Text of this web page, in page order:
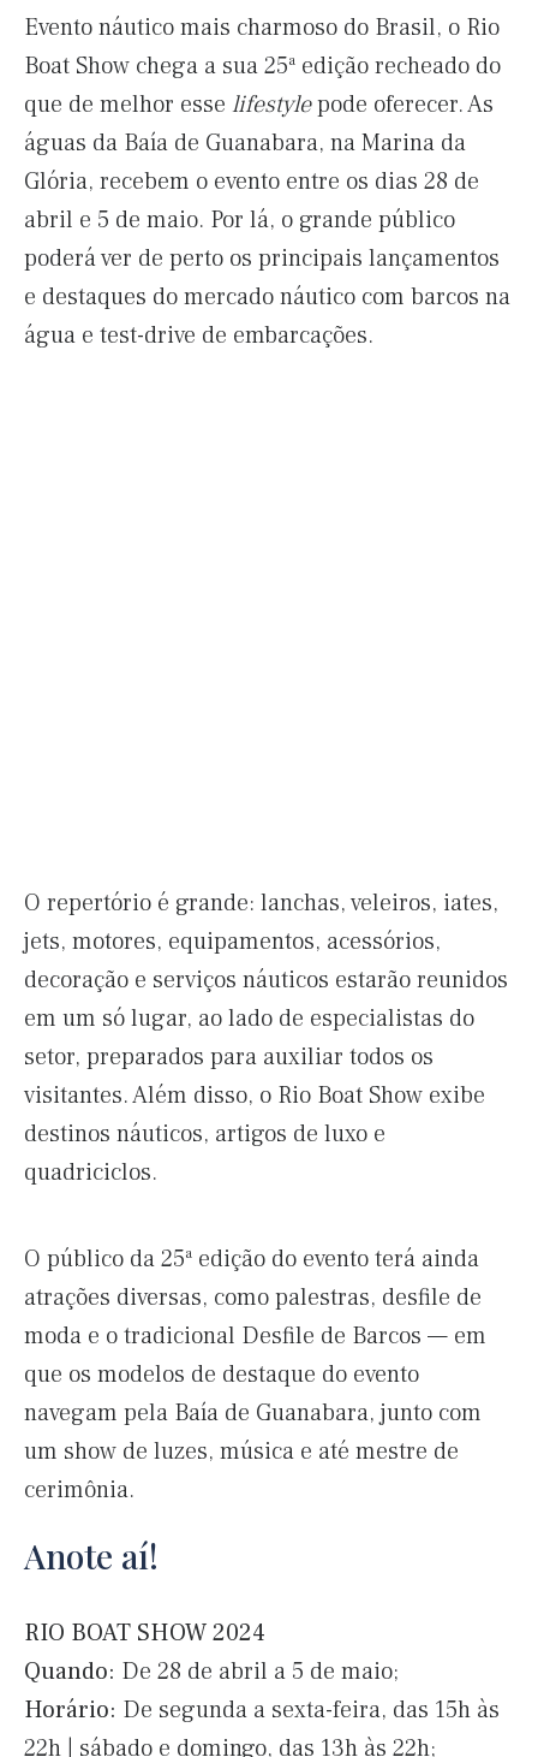
Evento náutico mais charmoso do Brasil, o Rio
Boat Show chega a sua 25ª edição recheado do
que de melhor esse lifestylepode oferecer. As
águas da Baía de Guanabara, na Marina da
Glória, recebem o evento entre os dias 28 de
abril e 5 de maio. Por lá, o grande público
poderá ver de perto os principais lançamentos
e destaques do mercado náutico com barcos na
água e test-drive de embarcações.
O repertório é grande: lanchas, veleiros, iates,
jets, motores, equipamentos, acessórios,
decoração e serviços náuticos estarão reunidos
em um só lugar, ao lado de especialistas do
setor, preparados para auxiliar todos os
visitantes. Além disso, o Rio Boat Show exibe
destinos náuticos, artigos de luxo e
quadriciclos.
O público da 25ª edição do evento terá ainda
atrações diversas, como palestras, desfile de
moda e o tradicional Desfile de Barcos — em
que os modelos de destaque do evento
navegam pela Baía de Guanabara, junto com
um show de luzes, música e até mestre de
cerimônia.
Anote aí!
RIO BOAT SHOW 2024
Quando: De 28 de abril a 5 de maio;
Horário: De segunda a sexta-feira, das 15h às
22h
sábado e domingo, das 13h às 22h;